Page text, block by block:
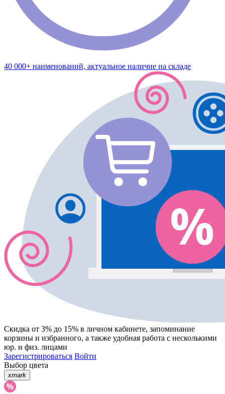
40 000+ наименований, актуальное наличие на складе
Скидка от 3% до 15% в личном кабинете, запоминание
корзины и избранного, а также удобная работа с несколькими
юр. и физ. лицами
Зарегистрироваться Войти
Выбор цвета
xmark